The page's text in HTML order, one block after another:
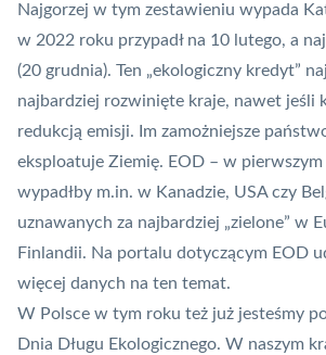
Najgorzej w tym zestawieniu wypada
w 2022 roku przypadł na 10 lutego, a
(20 grudnia). Ten „ekologiczny kredyt”
najbardziej rozwinięte kraje, nawet jeśli
redukcją emisji. Im zamożniejsze
eksploatuje Ziemię. EOD – w
wypadłby m.in. w Kanadzie, USA czy
uznawanych za najbardziej „zielone” w
Finlandii. Na portalu dotyczącym EOD
więcej danych na ten temat.
W Polsce w tym roku też już jesteśmy
Dnia Długu Ekologicznego. W naszym